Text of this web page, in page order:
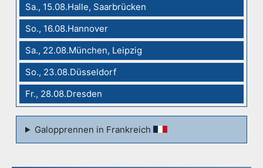
Sa., 15.08.Halle, Saarbrücken
So., 16.08.Hannover
Sa., 22.08.München, Leipzig
So., 23.08.Düsseldorf
Fr., 28.08.Dresden
Galopprennen in Frankreich